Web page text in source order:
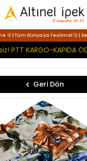
🛒 | Tüm Dünya'ya Teslimat 🚀 |
KARGO-KAPIDA
Geri Dön